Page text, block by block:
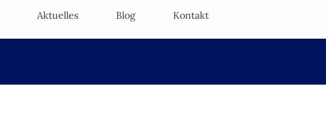
Aktuelles Blog Kontakt